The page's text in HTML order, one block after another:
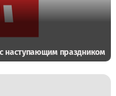
наступающим праздником